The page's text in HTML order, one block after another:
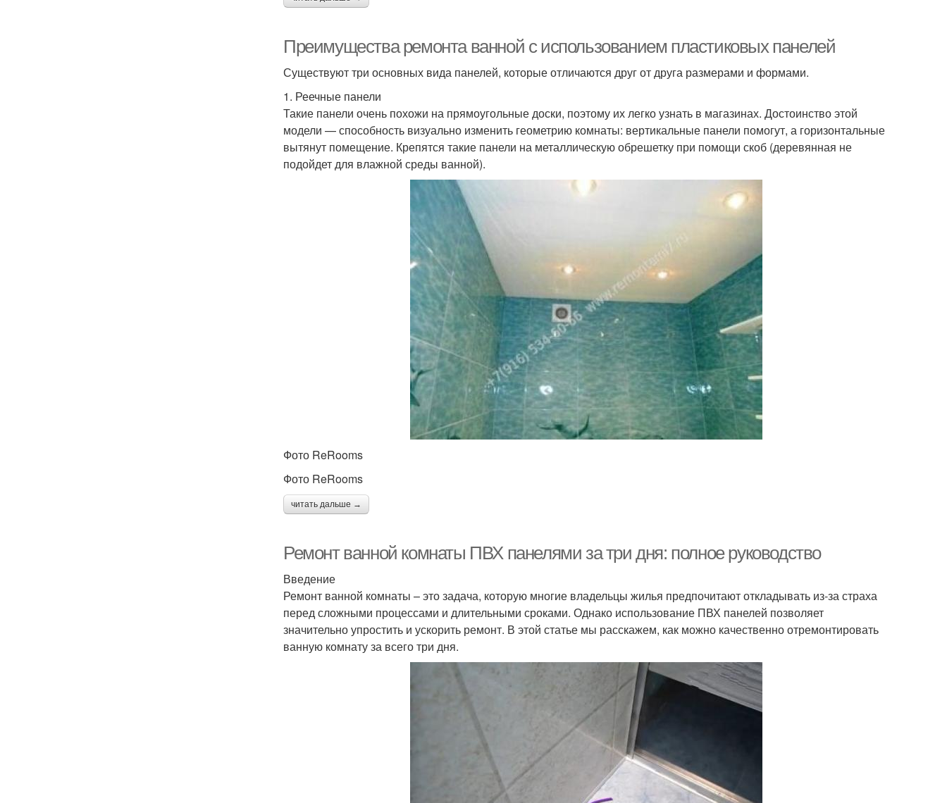
Преимущества ремонта ванной с использованием пластиковых панелей
Существуют три основных вида панелей, которые отличаются друг от друга размерами и формами.
1. Реечные панели
Такие панели очень похожи на прямоугольные доски, поэтому их легко узнать в магазинах. Достоинство этой
модели — способность визуально изменить геометрию комнаты: вертикальные панели помогут, а горизонтальные
вытянут помещение. Крепятся такие панели на металлическую обрешетку при помощи скоб (деревянная не
подойдет для влажной среды ванной).
Фото ReRooms
Фото ReRooms
читать дальше →
Ремонт ванной комнаты ПВХ панелями за три дня: полное руководство
Введение
Ремонт ванной комнаты – это задача, которую многие владельцы жилья предпочитают откладывать из-за страха
перед сложными процессами и длительными сроками. Однако использование ПВХ панелей позволяет
значительно упростить и ускорить ремонт. В этой статье мы расскажем, как можно качественно отремонтировать
ванную комнату за всего три дня.